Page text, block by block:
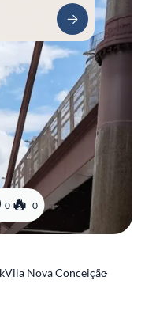
0 0
Vila Nova Conceição-